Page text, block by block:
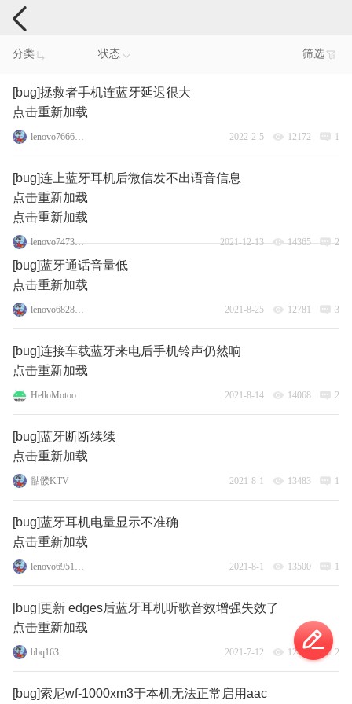
手机反馈
分类 状态 筛选
[bug]拯救者手机连蓝牙延迟很大
点击重新加载
lenovo76666899 2022-2-5 12172 1
[bug]连上蓝牙耳机后微信发不出语音信息
点击重新加载
点击重新加载
lenovo74738464 2021-12-13 14365 2
[bug]蓝牙通话音量低
点击重新加载
lenovo68282666 2021-8-25 12781 3
[bug]连接车载蓝牙来电后手机铃声仍然响
点击重新加载
HelloMotoo 2021-8-14 14068 2
[bug]蓝牙断断续续
点击重新加载
骷髅KTV 2021-8-1 13483 1
[bug]蓝牙耳机电量显示不准确
点击重新加载
lenovo69515183 2021-8-1 13500 1
[bug]更新 edges后蓝牙耳机听歌音效增强失效了
点击重新加载
bbq163 2021-7-12 12479 2
[bug]索尼wf-1000xm3于本机无法正常启用aac